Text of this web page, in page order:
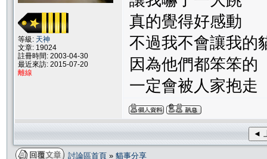
等級: 天神
文章: 19024
註冊時間: 2003-04-30
最近來訪: 2015-07-20
離線
真的覺得好感動
不過我不會讓我的
因為他們都笨笨的
一定會被人家抱走
◄
討論區首頁 » 貓事分享